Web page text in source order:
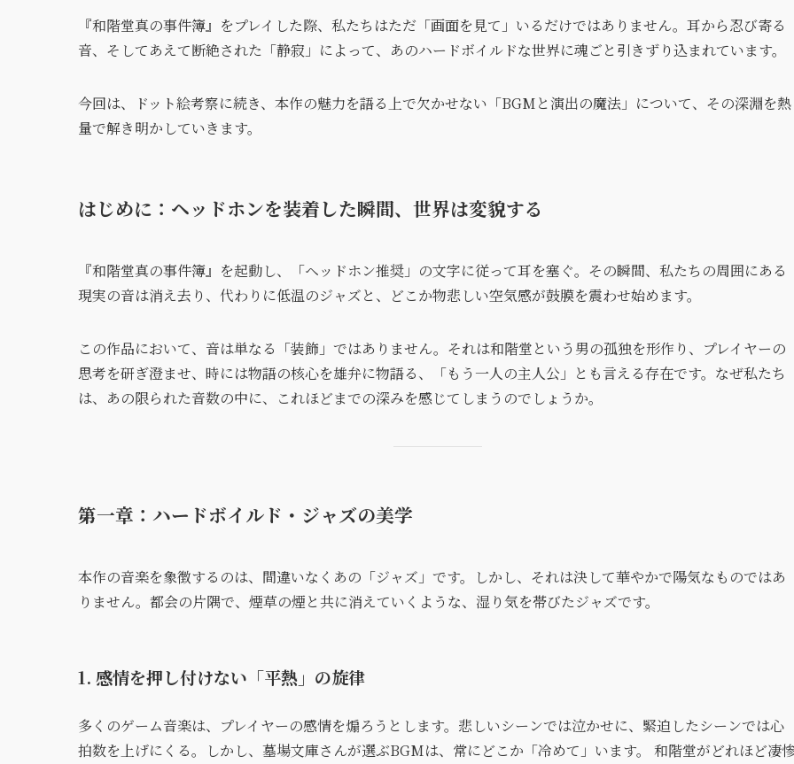
『和階堂真の事件簿』をプレイした際、私たちはただ「画面を見て」いるだけではありません。耳から忍び寄る
音、そしてあえて断絶された「静寂」によって、あのハードボイルドな世界に魂ごと引きずり込まれています。
今回は、ドット絵考察に続き、本作の魅力を語る上で欠かせない「BGMと演出の魔法」について、その深淵を熱
量で解き明かしていきます。
はじめに：ヘッドホンを装着した瞬間、世界は変貌する
『和階堂真の事件簿』を起動し、「ヘッドホン推奨」の文字に従って耳を塞ぐ。その瞬間、私たちの周囲にある
現実の音は消え去り、代わりに低温のジャズと、どこか物悲しい空気感が鼓膜を震わせ始めます。
この作品において、音は単なる「装飾」ではありません。それは和階堂という男の孤独を形作り、プレイヤーの
思考を研ぎ澄ませ、時には物語の核心を雄弁に物語る、「もう一人の主人公」とも言える存在です。なぜ私たち
は、あの限られた音数の中に、これほどまでの深みを感じてしまうのでしょうか。
第一章：ハードボイルド・ジャズの美学
本作の音楽を象徴するのは、間違いなくあの「ジャズ」です。しかし、それは決して華やかで陽気なものではあ
りません。都会の片隅で、煙草の煙と共に消えていくような、湿り気を帯びたジャズです。
1. 感情を押し付けない「平熱」の旋律
多くのゲーム音楽は、プレイヤーの感情を煽ろうとします。悲しいシーンでは泣かせに、緊迫したシーンでは心
拍数を上げにくる。しかし、墓場文庫さんが選ぶBGMは、常にどこか「冷めて」います。 和階堂がどれほど凄